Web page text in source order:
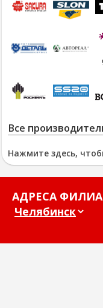
Все
Нажмите здесь,
АДРЕСА